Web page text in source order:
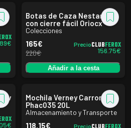
€
Botas de Caza Nestares
con cierre fácil Oriocx
Colecciones
165€
220€
PrecioCLUBFEROX
156.75€
Añadir a la cesta
€
Mochila Verney Carron
Phac035 20L
Almacenamiento y Transporte
118.15€ Precio